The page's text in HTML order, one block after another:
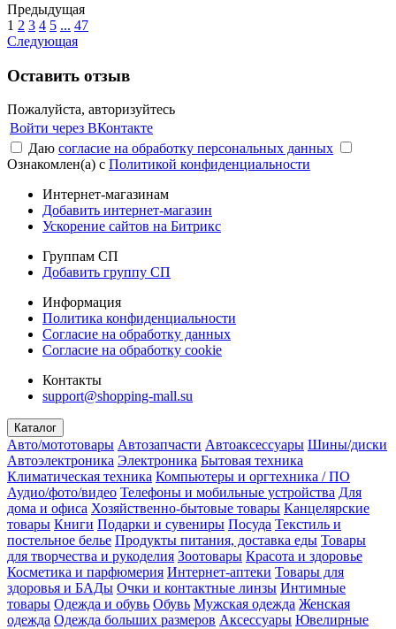
Предыдущая
1 2 3 4 5 ... 47
Следующая
Оставить отзыв
Пожалуйста, авторизуйтесь
Войти через ВКонтакте
Даю согласие на обработку персональных данных
Ознакомлен(а) с Политикой конфиденциальности
Интернет-магазинам
Добавить интернет-магазин
Ускорение сайтов на Битрикс
Группам СП
Добавить группу СП
Информация
Политика конфиденциальности
Согласие на обработку данных
Согласие на обработку cookie
Контакты
support@shopping-mall.su
Каталог
Авто/мототовары Автозапчасти Автоаксессуары Шины/диски
Автоэлектроника Электроника Бытовая техника
Климатическая техника Компьютеры и оргтехника / ПО
Аудио/фото/видео Телефоны и мобильные устройства Для
дома и офиса Хозяйственно-бытовые товары Канцелярские
товары Книги Подарки и сувениры Посуда Текстиль и
постельное белье Продукты питания, доставка еды Товары
для творчества и рукоделия Зоотовары Красота и здоровье
Косметика и парфюмерия Интернет-аптеки Товары для
здоровья и БАДы Очки и контактные линзы Интимные
товары Одежда и обувь Обувь Мужская одежда Женская
одежда Одежда больших размеров Аксессуары Ювелирные